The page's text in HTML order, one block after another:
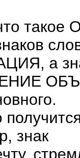
такое
а
знак